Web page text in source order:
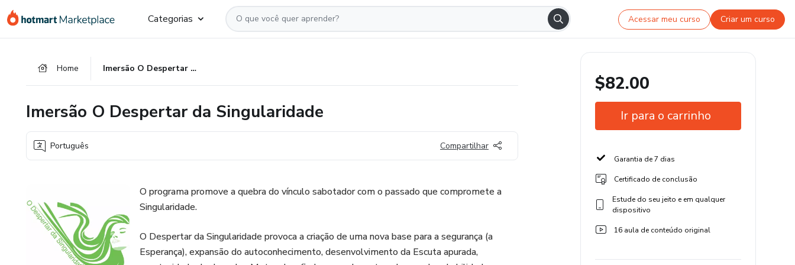
para
para
para
Categorias Acessar meu curso Criar um curso
Home Imersão O Despertar da Singularidade
Imersão O Despertar da Singularidade
Português Compartilhar
O programa promove a quebra do vínculo sabotador com o passado que compromete a
Singularidade.
O Despertar da Singularidade provoca a criação de uma nova base para a segurança (a
Esperança), expansão do autoconhecimento, desenvolvimento da Escuta apurada,
$82.00
Ir para o carrinho
Garantia de 7 dias
Certificado de conclusão
Estude do seu jeito e em qualquer
dispositivo
16 aula de conteúdo original